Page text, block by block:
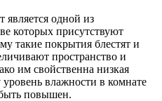
одной из
которых присутствуют
такие покрытия блестят и
пространство и
им свойственна низкая
влажности в комнате
повышен.